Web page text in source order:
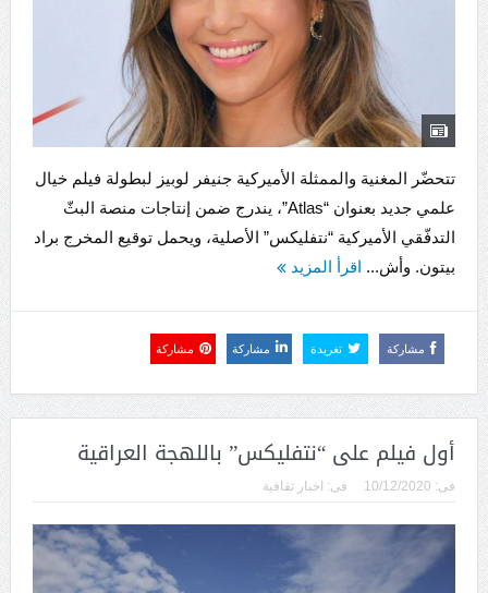
تتحضّر المغنية والممثلة الأميركية جنيفر لوبيز لبطولة فيلم خيال
علمي جديد بعنوان “Atlas”، يندرج ضمن إنتاجات منصة البثّ
التدفّقي الأميركية “نتفليكس” الأصلية، ويحمل توقيع المخرج براد
بيتون. وأش... اقرأ المزيد
مشاركة تغريدة مشاركة مشاركة
أول فيلم على “نتفليكس” باللهجة العراقية
فى: 10/12/2020 فى: اخبار ثقافية